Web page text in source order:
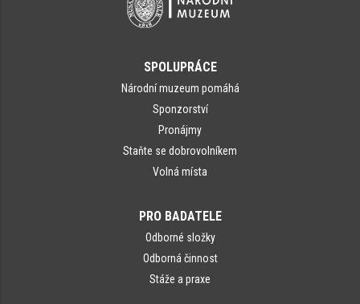
SPOLUPRÁCE
Národní muzeum pomáhá
Sponzorství
Pronájmy
Staňte se dobrovolníkem
Volná místa
PRO BADATELE
Odborné složky
Odborná činnost
Stáže a praxe